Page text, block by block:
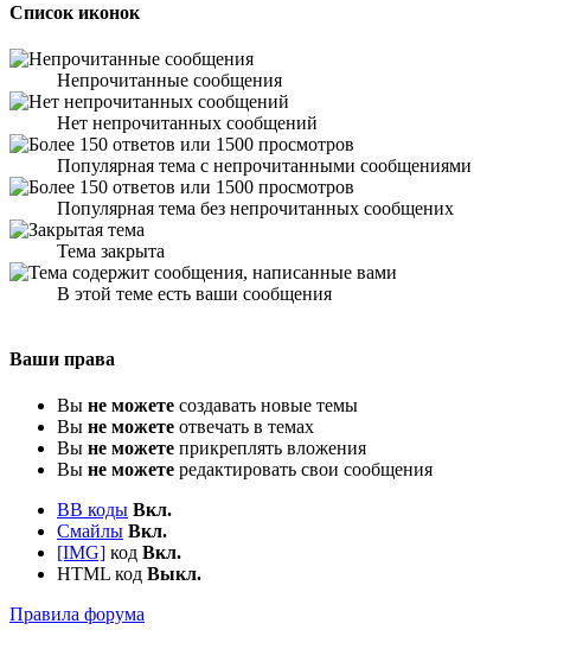
Список иконок
Непрочитанные сообщения
Нет непрочитанных сообщений
Популярная тема с непрочитанными сообщениями
Популярная тема без непрочитанных сообщених
Тема закрыта
В этой теме есть ваши сообщения
Ваши права
Вы не можете создавать новые темы
Вы не можете отвечать в темах
Вы не можете прикреплять вложения
Вы не можете редактировать свои сообщения
BB коды Вкл.
Смайлы Вкл.
[IMG] код Вкл.
HTML код Выкл.
Правила форума